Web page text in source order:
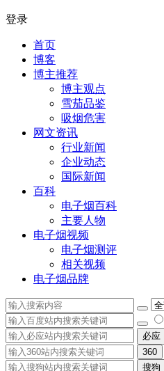
登录
首页
博客
博主推荐
博主观点
雪茄品鉴
吸烟危害
网文资讯
行业新闻
企业动态
国际新闻
百科
电子烟百科
主要人物
电子烟视频
电子烟测评
相关视频
电子烟品牌
必应
360
搜狗